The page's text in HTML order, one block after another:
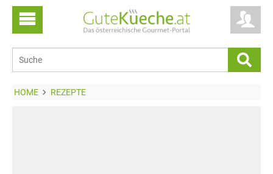
HOME REZEPTE